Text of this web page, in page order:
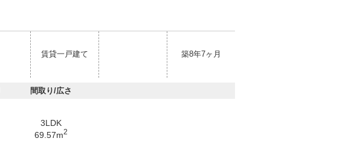
賃貸一戸建て 築8年7ヶ月
間取り/広さ
3LDK
69.57m2